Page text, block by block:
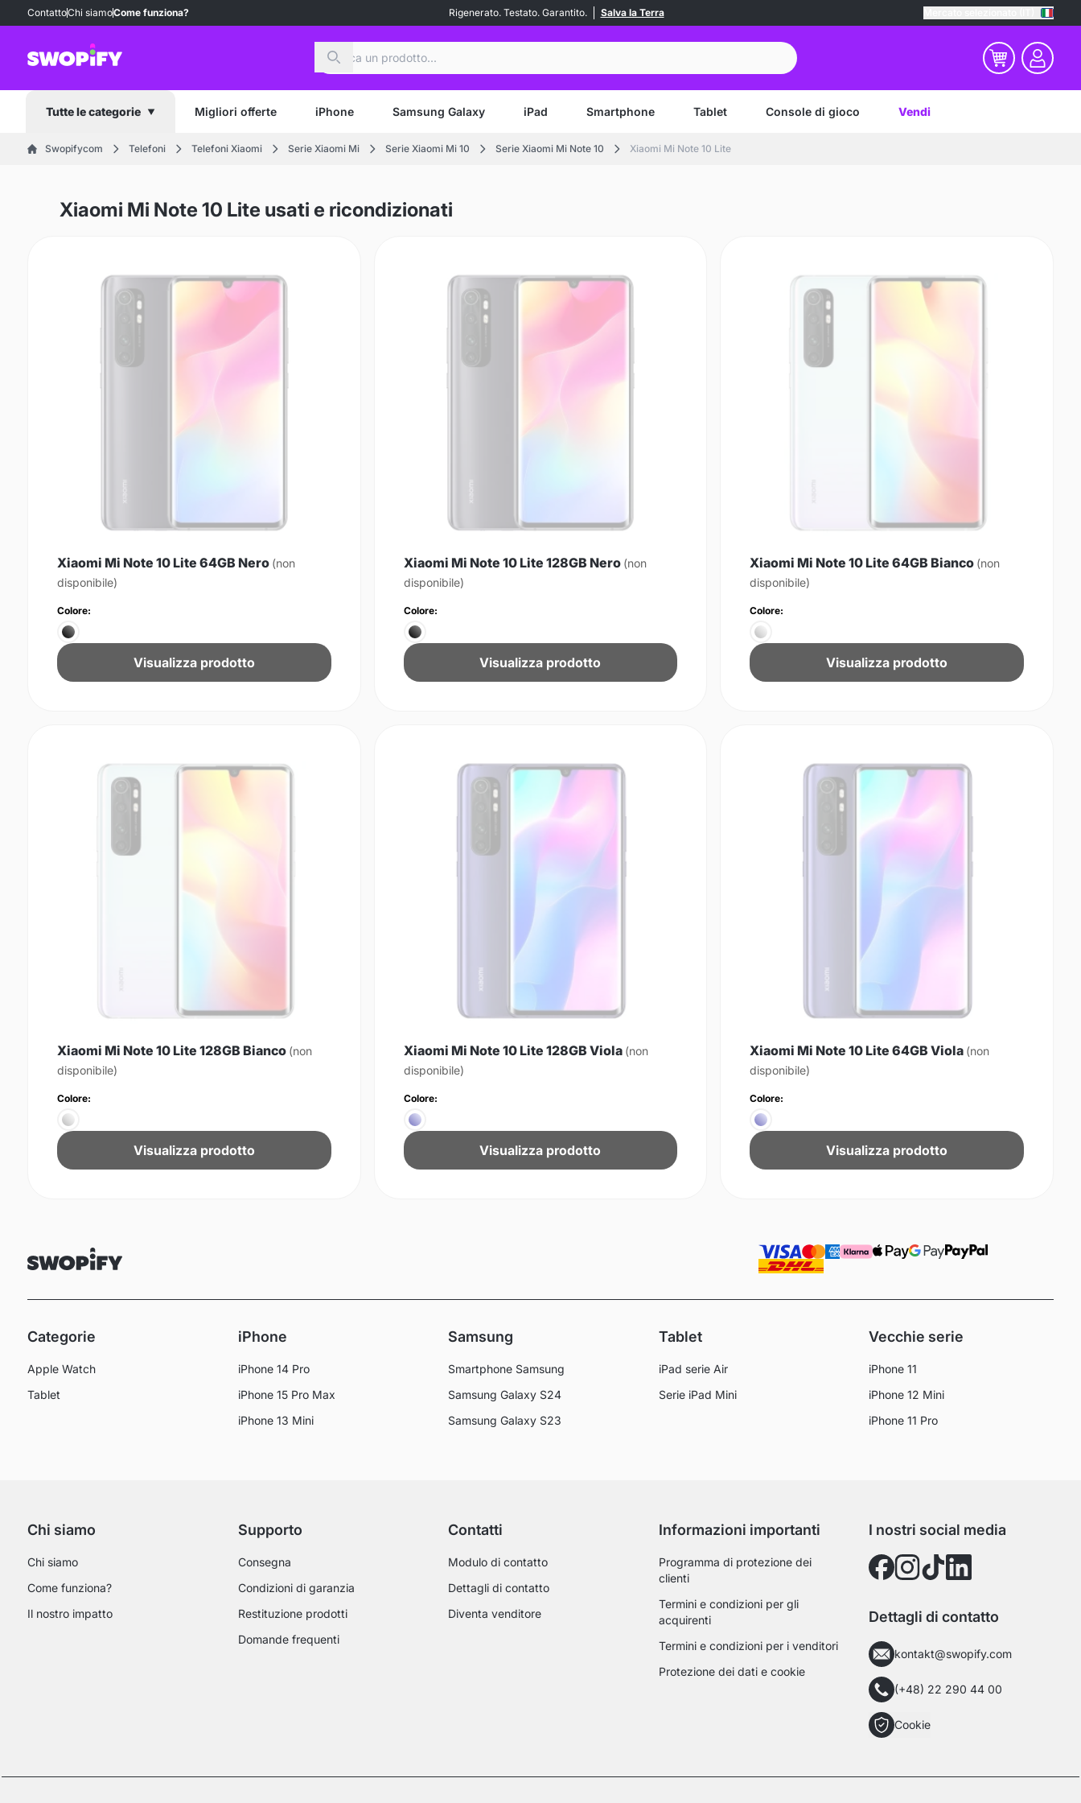
ContattoChi siamoCome funziona? Rigenerato. Testato. Garantito. Salva la Terra
Tutte le categorie Migliori offerte iPhone Samsung Galaxy iPad Smartphone Tablet Console di gioco Vendi
Swopifycom Telefoni Telefoni Xiaomi Serie Xiaomi Mi Serie Xiaomi Mi 10 Serie Xiaomi Mi Note 10 Xiaomi Mi Note 10 Lite
Xiaomi Mi Note 10 Lite usati e ricondizionati
Xiaomi Mi Note 10 Lite 64GB Nero (non
disponibile)
Colore:
Visualizza prodotto
Xiaomi Mi Note 10 Lite 128GB Nero (non
disponibile)
Colore:
Visualizza prodotto
Xiaomi Mi Note 10 Lite 64GB Bianco (non
disponibile)
Colore:
Visualizza prodotto
Xiaomi Mi Note 10 Lite 128GB Bianco (non
disponibile)
Colore:
Visualizza prodotto
Xiaomi Mi Note 10 Lite 128GB Viola (non
disponibile)
Colore:
Visualizza prodotto
Xiaomi Mi Note 10 Lite 64GB Viola (non
disponibile)
Colore:
Visualizza prodotto
Categorie
Apple Watch
Tablet
iPhone
iPhone 14 Pro
iPhone 15 Pro Max
iPhone 13 Mini
Samsung
Smartphone Samsung
Samsung Galaxy S24
Samsung Galaxy S23
Tablet
iPad serie Air
Serie iPad Mini
Vecchie serie
iPhone 11
iPhone 12 Mini
iPhone 11 Pro
Chi siamo
Chi siamo
Come funziona?
Il nostro impatto
Supporto
Consegna
Condizioni di garanzia
Restituzione prodotti
Domande frequenti
Contatti
Modulo di contatto
Dettagli di contatto
Diventa venditore
Informazioni importanti
Programma di protezione dei
clienti
Termini e condizioni per gli
acquirenti
Termini e condizioni per i venditori
Protezione dei dati e cookie
I nostri social media
Dettagli di contatto
kontakt@swopify.com
(+48) 22 290 44 00
Cookie